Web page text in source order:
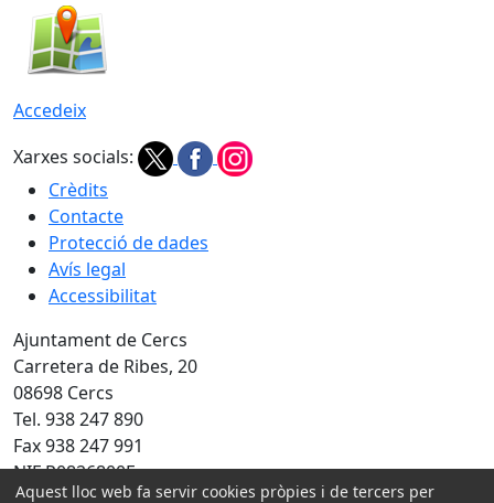
Accedeix
Xarxes socials:
Crèdits
Contacte
Protecció de dades
Avís legal
Accessibilitat
Ajuntament de Cercs
Carretera de Ribes, 20
08698 Cercs
Tel. 938 247 890
Fax 938 247 991
NIF P0826800E
Aquest lloc web fa servir cookies pròpies i de tercers per